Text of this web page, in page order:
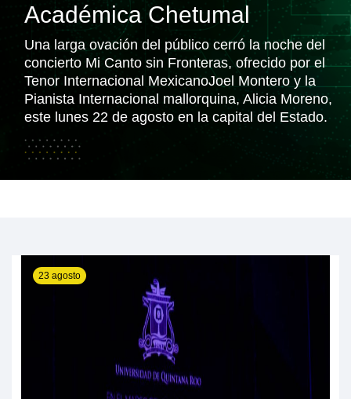
Académica Chetumal
Una larga ovación del público cerró la noche del
concierto Mi Canto sin Fronteras, ofrecido por el
Tenor Internacional MexicanoJoel Montero y la
Pianista Internacional mallorquina, Alicia Moreno,
este lunes 22 de agosto en la capital del Estado.
23 agosto